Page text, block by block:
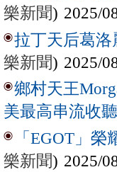
樂新聞) 2025/
拉丁天后葛洛
樂新聞) 2025/
鄉村天王
美最高串流收
「EGOT」
樂新聞) 2025/